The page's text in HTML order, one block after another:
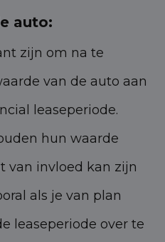
auto:
zijn om na te
van de auto aan
leaseperiode.
hun waarde
van invloed kan zijn
als je van plan
leaseperiode over te